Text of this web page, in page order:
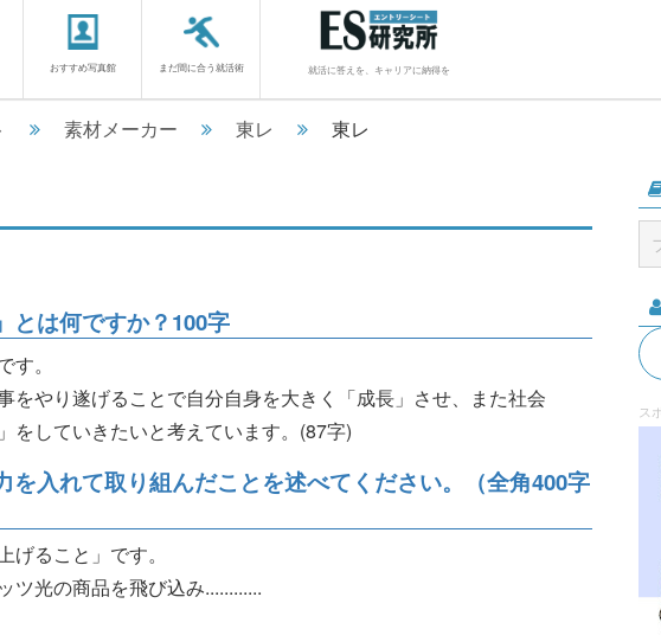
おすすめ写真館 まだ間に合う就活術 就活に答えを、キャリアに納得を
素材メーカー 東レ 東レ
とは何ですか？100字
す。
をやり遂げることで自分自身を大きく「成長」させ、また社会
をしていきたいと考えています。(87字)
を入れて取り組んだことを述べてください。（全角400字
ること」です。
ツ光の商品を飛び込み............
ス